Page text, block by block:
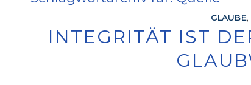
GLAUBE,
INTEGRITÄT IST